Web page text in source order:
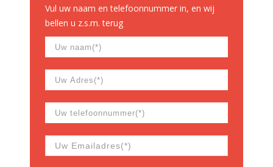
Vul uw naam en telefoonnummer in, en wij
bellen u z.s.m. terug